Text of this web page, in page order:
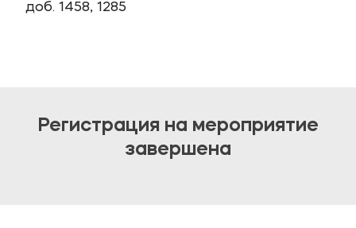
доб. 1458, 1285
Регистрация на мероприятие
завершена